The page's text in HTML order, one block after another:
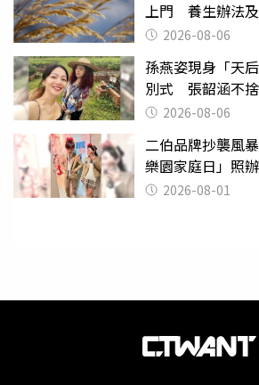
上門 養生辦法
2026-08-06
孫燕姿現身「天
別式 張韶涵不
2026-08-06
二伯品牌抄襲風
樂園家庭日」照
2026-08-01